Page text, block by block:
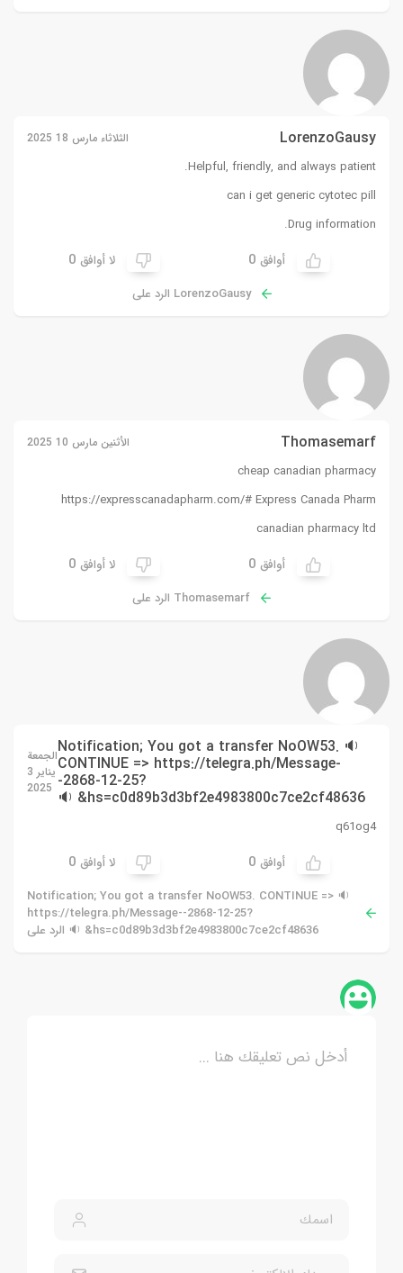
LorenzoGausy الثلاثاء مارس 18 2025
Helpful, friendly, and always patient.
can i get generic cytotec pill
Drug information.
أوافق 0 لا أوافق 0
LorenzoGausy الرد على
Thomasemarf الأثنين مارس 10 2025
cheap canadian pharmacy
https://expresscanadapharm.com/#Express Canada Pharm
canadian pharmacy ltd
أوافق 0 لا أوافق 0
Thomasemarf الرد على
🔉 Notification; You got a transfer NoOW53.
CONTINUE => https://telegra.ph/Message-
-2868-12-25?
hs=c0d89b3d3bf2e4983800c7ce2cf48636& 🔉
الجمعة
يناير 3
2025
q61og4
أوافق 0 لا أوافق 0
🔉 Notification; You got a transfer NoOW53. CONTINUE =>
https://telegra.ph/Message--2868-12-25?
hs=c0d89b3d3bf2e4983800c7ce2cf48636& 🔉 الرد على